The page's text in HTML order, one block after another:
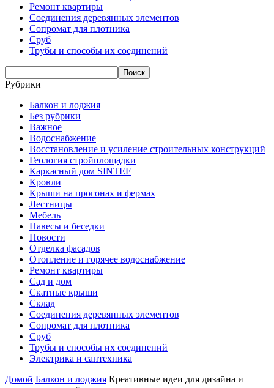
Ремонт квартиры
Соединения деревянных элементов
Сопромат для плотника
Сруб
Трубы и способы их соединений
Рубрики
Балкон и лоджия
Без рубрики
Важное
Водоснабжение
Восстановление и усиление строительных конструкций
Геология стройплощадки
Каркасный дом SINTEF
Кровли
Крыши на прогонах и фермах
Лестницы
Мебель
Навесы и беседки
Новости
Отделка фасадов
Отопление и горячее водоснабжение
Ремонт квартиры
Сад и дом
Скатные крыши
Склад
Соединения деревянных элементов
Сопромат для плотника
Сруб
Трубы и способы их соединений
Электрика и сантехника
Домой Балкон и лоджия Креативные идеи для дизайна и